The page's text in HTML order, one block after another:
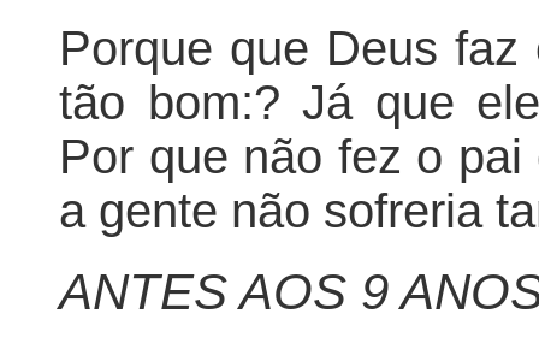
Porque que Deus
tão bom:? Já que
Por que não fez o
a gente não sofreria
ANTES AOS 9